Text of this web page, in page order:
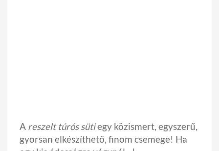
A reszelt túrós sütiegy közismert, egyszerű,
gyorsan elkészíthető, finom csemege! Ha